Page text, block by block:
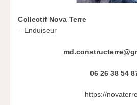
Collectif Nova Terre
– Enduiseur
06 26 38 54
https://